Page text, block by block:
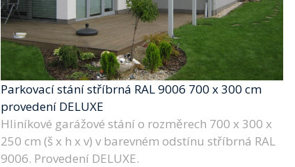
Parkovací stání stříbrná RAL 9006 700 x 300 cm
provedení DELUXE
Hliníkové garážové stání o rozměrech 700 x 300 x
250 cm (š x h x v) v barevném odstínu stříbrná RAL
9006. Provedení DELUXE.